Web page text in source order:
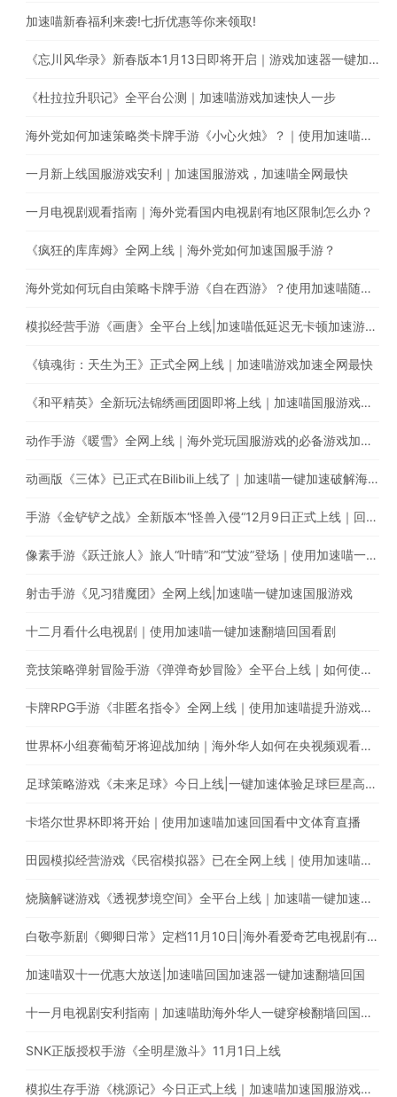
加速喵新春福利来袭!七折优惠等你来领取!
《忘川风华录》新春版本1月13日即将开启｜游戏加速器一键加速提升游戏体验
《杜拉拉升职记》全平台公测｜加速喵游戏加速快人一步
海外党如何加速策略类卡牌手游《小心火烛》？｜使用加速喵一键智能加速回国
一月新上线国服游戏安利｜加速国服游戏，加速喵全网最快
一月电视剧观看指南｜海外党看国内电视剧有地区限制怎么办？
《疯狂的库库姆》全网上线｜海外党如何加速国服手游？
海外党如何玩自由策略卡牌手游《自在西游》？使用加速喵随时随地畅享游戏加速
模拟经营手游《画唐》全平台上线|加速喵低延迟无卡顿加速游戏全网最快
《镇魂街：天生为王》正式全网上线｜加速喵游戏加速全网最快
《和平精英》全新玩法锦绣画团圆即将上线｜加速喵国服游戏超快加速
动作手游《暖雪》全网上线｜海外党玩国服游戏的必备游戏加速器
动画版《三体》已正式在Bilibili上线了｜加速喵一键加速破解海外地区限制
手游《金铲铲之战》全新版本“怪兽入侵“12月9日正式上线｜回国游戏加速器的最佳选择
像素手游《跃迁旅人》旅人“叶晴”和“艾波”登场｜使用加速喵一键加速国服游戏低延迟无卡顿
射击手游《见习猎魔团》全网上线|加速喵一键加速国服游戏
十二月看什么电视剧｜使用加速喵一键加速翻墙回国看剧
竞技策略弹射冒险手游《弹弹奇妙冒险》全平台上线｜如何使用加速喵玩国服手游
卡牌RPG手游《非匿名指令》全网上线｜使用加速喵提升游戏体验
世界杯小组赛葡萄牙将迎战加纳｜海外华人如何在央视频观看C罗首秀直播？
足球策略游戏《未来足球》今日上线|一键加速体验足球巨星高能瞬间
卡塔尔世界杯即将开始｜使用加速喵加速回国看中文体育直播
田园模拟经营游戏《民宿模拟器》已在全网上线｜使用加速喵一键加速国服手游
烧脑解谜游戏《透视梦境空间》全平台上线｜加速喵一键加速国服游戏
白敬亭新剧《卿卿日常》定档11月10日|海外看爱奇艺电视剧有地区限制怎么办?
加速喵双十一优惠大放送|加速喵回国加速器一键加速翻墙回国
十一月电视剧安利指南｜加速喵助海外华人一键穿梭翻墙回国追剧
SNK正版授权手游《全明星激斗》11月1日上线
模拟生存手游《桃源记》今日正式上线｜加速喵加速国服游戏全网最快